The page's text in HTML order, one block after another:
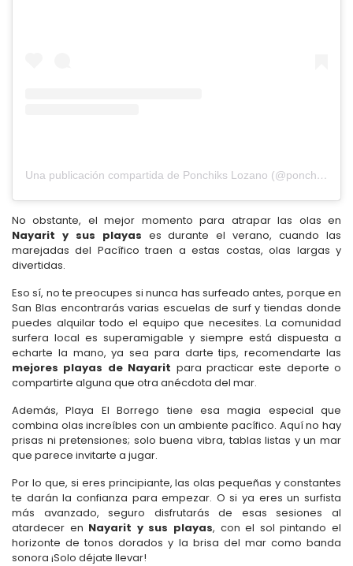
Una publicación compartida de Ponchiks Lozano (@ponchiks)
No obstante, el mejor momento para atrapar las olas en
Nayarit y sus playas es durante el verano, cuando las
marejadas del Pacífico traen a estas costas, olas largas y
divertidas.
Eso sí, no te preocupes si nunca has surfeado antes, porque en
San Blas encontrarás varias escuelas de surf y tiendas donde
puedes alquilar todo el equipo que necesites. La comunidad
surfera local es superamigable y siempre está dispuesta a
echarte la mano, ya sea para darte tips, recomendarte las
mejores playas de Nayarit para practicar este deporte o
compartirte alguna que otra anécdota del mar.
Además, Playa El Borrego tiene esa magia especial que
combina olas increíbles con un ambiente pacífico. Aquí no hay
prisas ni pretensiones; solo buena vibra, tablas listas y un mar
que parece invitarte a jugar.
Por lo que, si eres principiante, las olas pequeñas y constantes
te darán la confianza para empezar. O si ya eres un surfista
más avanzado, seguro disfrutarás de esas sesiones al
atardecer en Nayarit y sus playas, con el sol pintando el
horizonte de tonos dorados y la brisa del mar como banda
sonora ¡Solo déjate llevar!